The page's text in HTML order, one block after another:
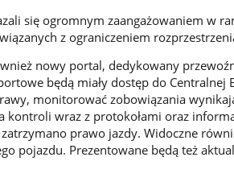
się ogromnym zaangażowaniem w
z ograniczeniem
nowy portal, dedykowany
będą miały dostęp do Centralnej
monitorować zobowiązania
kontroli wraz z protokołami oraz
prawo jazdy. Widoczne
pojazdu. Prezentowane będą też